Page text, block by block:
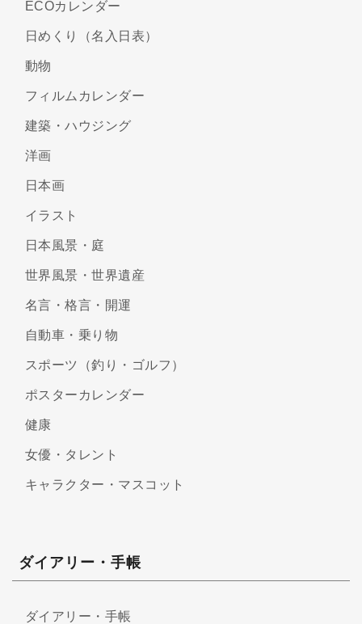
ECOカレンダー
日めくり（名入日表）
動物
フィルムカレンダー
建築・ハウジング
洋画
日本画
イラスト
日本風景・庭
世界風景・世界遺産
名言・格言・開運
自動車・乗り物
スポーツ（釣り・ゴルフ）
ポスターカレンダー
健康
女優・タレント
キャラクター・マスコット
ダイアリー・手帳
ダイアリー・手帳